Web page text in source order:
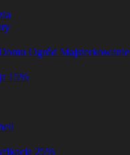
Ogród Majsterkowanie
15%
25%